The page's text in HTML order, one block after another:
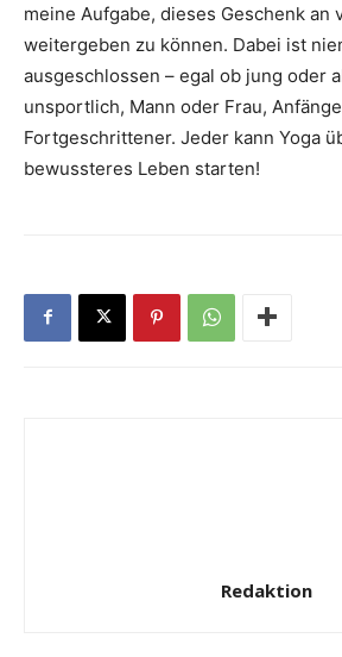
meine Aufgabe, dieses Geschenk an
weitergeben zu können. Dabei ist
ausgeschlossen – egal ob jung oder
unsportlich, Mann oder Frau,
Fortgeschrittener. Jeder kann Yoga
bewussteres Leben starten!
Redaktion